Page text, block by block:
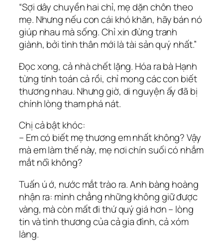
“Sợi dây chuyền hai chỉ, mẹ dặn chôn theo
mẹ. Nhưng nếu con cái khó khăn, hãy bán nó
giúp nhau mà sống. Chỉ xin đừng tranh
giành, bởi tình thân mới là tài sản quý nhất.”
Đọc xong, cả nhà chết lặng. Hóa ra bà Hạnh
từng tính toán cả rồi, chỉ mong các con biết
thương nhau. Nhưng giờ, di nguyện ấy đã bị
chính lòng tham phá nát.
Chị cả bật khóc:
– Em có biết mẹ thương em nhất không? Vậy
mà em làm thế này, mẹ nơi chín suối có nhắm
mắt nổi không?
Tuấn ú ớ, nước mắt trào ra. Anh bàng hoàng
nhận ra: mình chẳng những không giữ được
vàng, mà còn mất đi thứ quý giá hơn – lòng
tin và tình thương của cả gia đình, cả xóm
làng.